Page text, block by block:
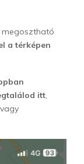
megosztható
a térképen
itt